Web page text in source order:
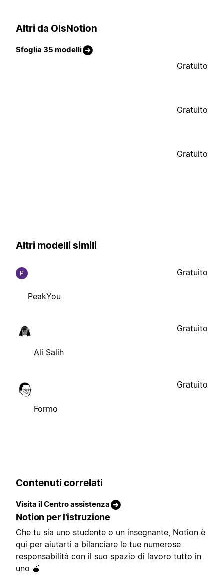
Altri da OlsNotion
Sfoglia 35 modelli
Gratuito
Gratuito
Gratuito
Altri modelli simili
P
PeakYou
Gratuito
Ali Salih
Gratuito
Formo
Gratuito
Contenuti correlati
Visita il Centro assistenza
Notion per l'istruzione
Che tu sia uno studente o un insegnante, Notion è
qui per aiutarti a bilanciare le tue numerose
responsabilità con il suo spazio di lavoro tutto in
uno 🍎